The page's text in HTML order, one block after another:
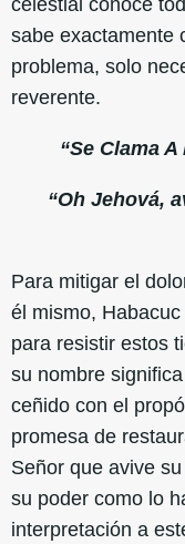
sabe exactamente
problema, solo
reverente.
“Se Clama
“Oh Jehová,
Para mitigar el
él mismo,
para resistir estos
su nombre
ceñido con el
promesa de
Señor que avive
su poder como lo
interpretación a